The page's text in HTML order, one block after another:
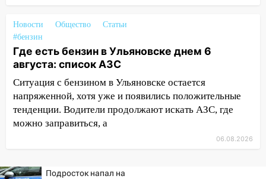
коррупционной схемы при ЦГКБ
отправили в колонию на 7 и 8 лет
09:52 Ночью беспилотники сбили над
соседними Татарстаном и Саратовской
областью
09:41 Диана Шурыгина уверовала в
Бога в СИЗО
В Ульяновске директора фирмы
млн рублей
Новости Общество
Статьи
#бензин
Где есть бензин в Ульяновске днем 6
августа: список АЗС
Ситуация с бензином в Ульяновске остается
напряженной, хотя уже и появились положительные
тенденции. Водители продолжают искать АЗС, где
можно заправиться, а
06.08.2026
Подросток напал на